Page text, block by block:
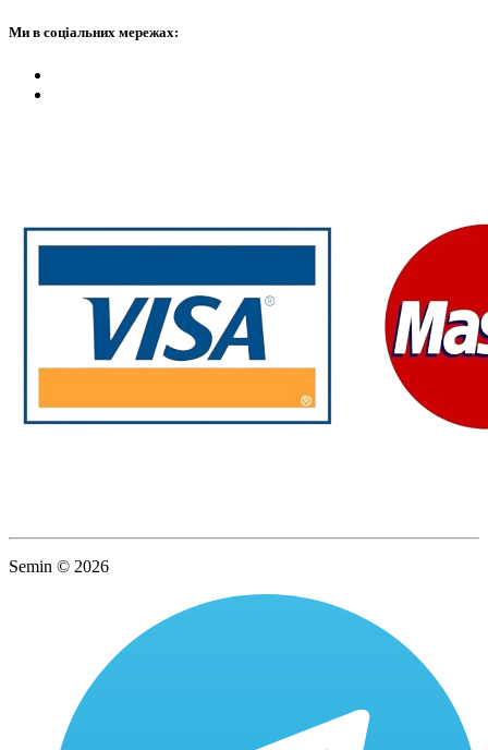
Ми в соціальних мережах:
Semin © 2026